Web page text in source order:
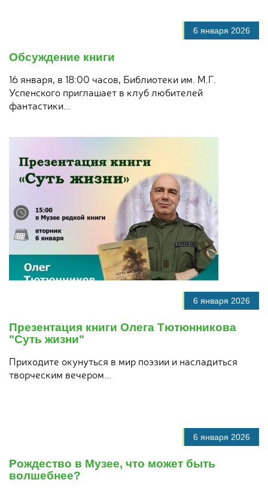
6 января 2026
Обсуждение книги
16 января, в 18:00 часов, Библиотеки им. М.Г.
Успенского приглашает в клуб любителей
фантастики...
6 января 2026
Презентация книги Олега Тютюнникова
"Суть жизни"
Приходите окунуться в мир поэзии и насладиться
творческим вечером...
6 января 2026
Рождество в Музее, что может быть
волшебнее?